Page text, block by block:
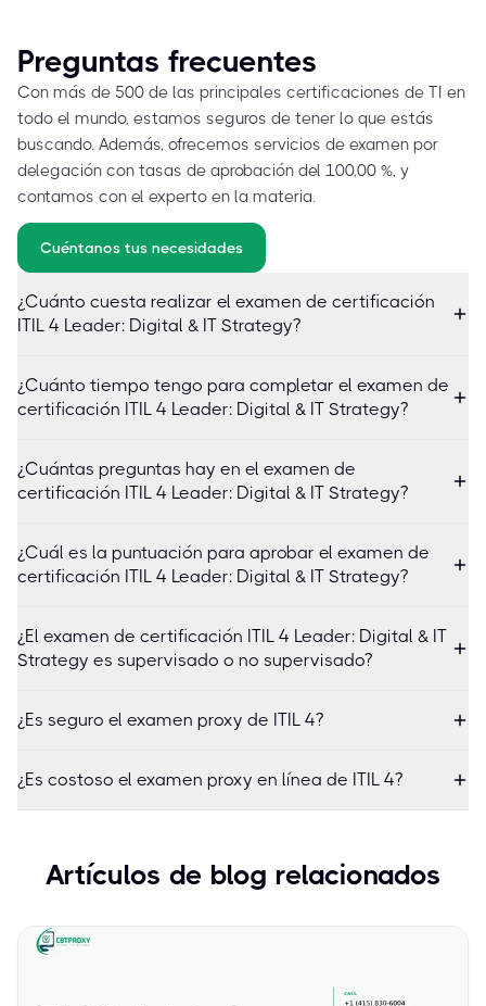
Preguntas frecuentes
Con más de 500 de las principales certificaciones de TI en
todo el mundo, estamos seguros de tener lo que estás
buscando. Además, ofrecemos servicios de examen por
delegación con tasas de aprobación del 100,00 %, y
contamos con el experto en la materia.
Cuéntanos tus necesidades
¿Cuánto cuesta realizar el examen de certificación
ITIL 4 Leader: Digital & IT Strategy?
¿Cuánto tiempo tengo para completar el examen de
certificación ITIL 4 Leader: Digital & IT Strategy?
¿Cuántas preguntas hay en el examen de
certificación ITIL 4 Leader: Digital & IT Strategy?
¿Cuál es la puntuación para aprobar el examen de
certificación ITIL 4 Leader: Digital & IT Strategy?
¿El examen de certificación ITIL 4 Leader: Digital & IT
Strategy es supervisado o no supervisado?
¿Es seguro el examen proxy de ITIL 4?
¿Es costoso el examen proxy en línea de ITIL 4?
Artículos de blog relacionados